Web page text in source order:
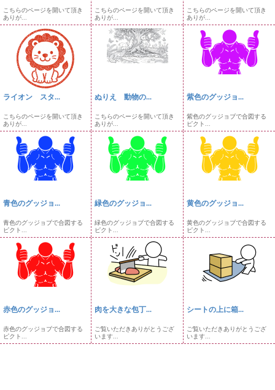
こちらのページを開いて頂き
ありが...
こちらのページを開いて頂き
ありが...
こちらのページを開いて頂き
ありが...
ライオン スタ...
こちらのページを開いて頂き
ありが...
ぬりえ 動物の...
こちらのページを開いて頂き
ありが...
紫色のグッジョ...
紫色のグッジョブで合図する
ピクト...
青色のグッジョ...
青色のグッジョブで合図する
ピクト...
緑色のグッジョ...
緑色のグッジョブで合図する
ピクト...
黄色のグッジョ...
黄色のグッジョブで合図する
ピクト...
赤色のグッジョ...
赤色のグッジョブで合図する
ピクト...
肉を大きな包丁...
ご覧いただきありがとうござ
います...
シートの上に箱...
ご覧いただきありがとうござ
います...